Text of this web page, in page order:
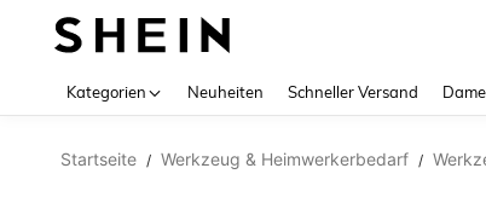
Kategorien Neuheiten Schneller Versand
Startseite / Werkzeug & Heimwerkerbedarf /